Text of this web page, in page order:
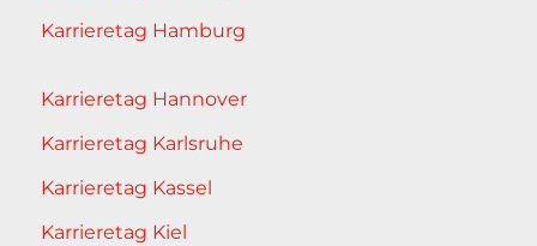
Karrieretag Hamburg
Karrieretag Hannover
Karrieretag Karlsruhe
Karrieretag Kassel
Karrieretag Kiel